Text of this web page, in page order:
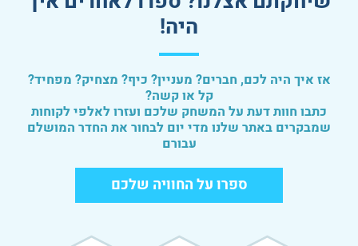
היה!
אז איך היה לכם, חברים? מעניין? כיף? מצחיק? מפחיד?
קל או קשה?
כתבו חוות דעת על המשחק שלכם ועזרו לאלפי לקוחות
שמבקרים באתר שלנו מדי יום לבחור את החדר המושלם
עבורם
ספרו על החוויה שלכם